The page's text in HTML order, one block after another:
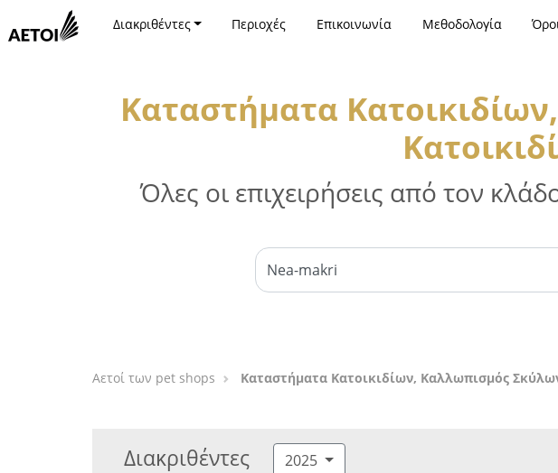
Διακριθέντες Περιοχές Επικοινωνία Μεθοδολογία
Καταστήματα
Όλες οι επιχειρήσεις από τον
Αετοί των pet shops Καταστήματα Κατοικιδίων, Καλλωπισμός
Διακριθέντες 2025